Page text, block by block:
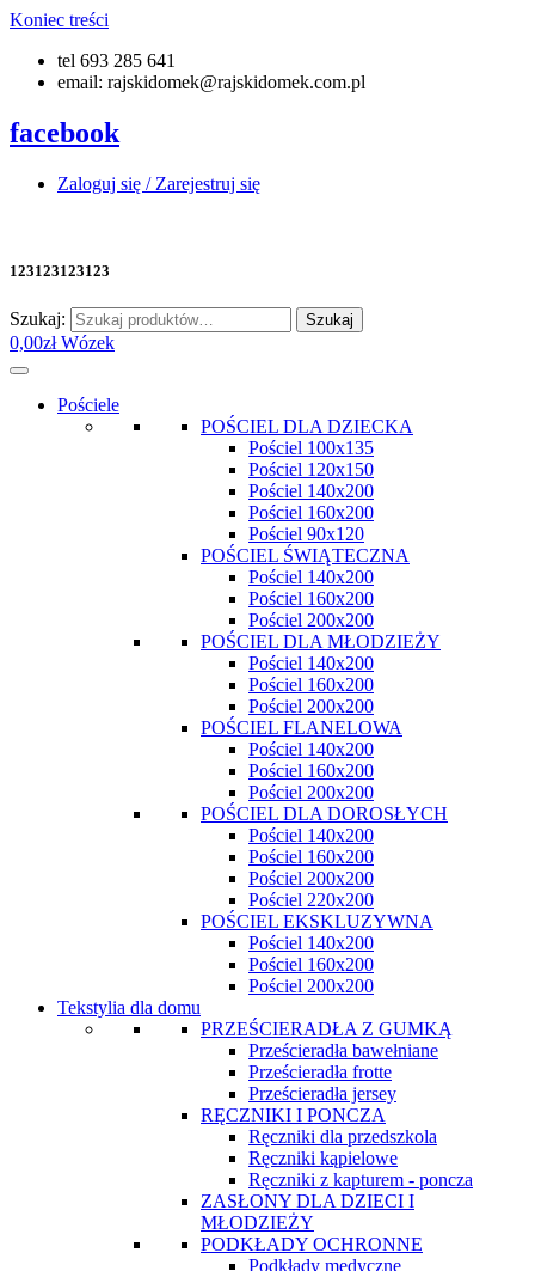
Koniec treści
tel 693 285 641
email: rajskidomek@rajskidomek.com.pl
facebook
Zaloguj się / Zarejestruj się
123123123123
Szukaj: Szukaj
0,00zł Wózek
Pościele
POŚCIEL DLA DZIECKA
Pościel 100x135
Pościel 120x150
Pościel 140x200
Pościel 160x200
Pościel 90x120
POŚCIEL ŚWIĄTECZNA
Pościel 140x200
Pościel 160x200
Pościel 200x200
POŚCIEL DLA MŁODZIEŻY
Pościel 140x200
Pościel 160x200
Pościel 200x200
POŚCIEL FLANELOWA
Pościel 140x200
Pościel 160x200
Pościel 200x200
POŚCIEL DLA DOROSŁYCH
Pościel 140x200
Pościel 160x200
Pościel 200x200
Pościel 220x200
POŚCIEL EKSKLUZYWNA
Pościel 140x200
Pościel 160x200
Pościel 200x200
Tekstylia dla domu
PRZEŚCIERADŁA Z GUMKĄ
Prześcieradła bawełniane
Prześcieradła frotte
Prześcieradła jersey
RĘCZNIKI I PONCZA
Ręczniki dla przedszkola
Ręczniki kąpielowe
Ręczniki z kapturem - poncza
ZASŁONY DLA DZIECI I
MŁODZIEŻY
PODKŁADY OCHRONNE
Podkłady medyczne